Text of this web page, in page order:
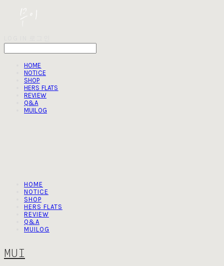
HOME
NOTICE
SHOP
HERS FLATS
REVIEW
Q&A
MUILOG
HOME
NOTICE
SHOP
HERS FLATS
REVIEW
Q&A
MUILOG
MUI